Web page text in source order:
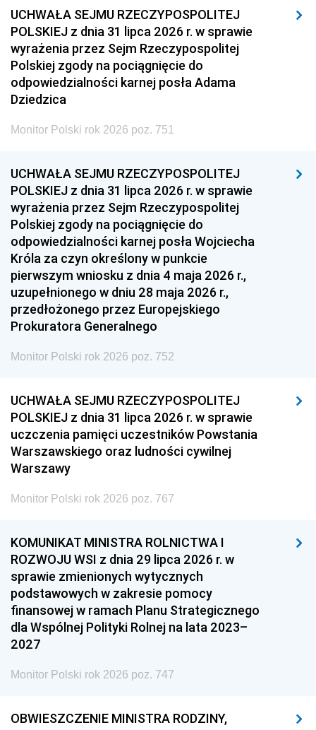
UCHWAŁA SEJMU RZECZYPOSPOLITEJ
POLSKIEJ z dnia 31 lipca 2026 r. w sprawie
wyrażenia przez Sejm Rzeczypospolitej
Polskiej zgody na pociągnięcie do
odpowiedzialności karnej posła Adama
Dziedzica
Monitor Polski rok 2026 poz. 751
UCHWAŁA SEJMU RZECZYPOSPOLITEJ
POLSKIEJ z dnia 31 lipca 2026 r. w sprawie
wyrażenia przez Sejm Rzeczypospolitej
Polskiej zgody na pociągnięcie do
odpowiedzialności karnej posła Wojciecha
Króla za czyn określony w punkcie
pierwszym wniosku z dnia 4 maja 2026 r.,
uzupełnionego w dniu 28 maja 2026 r.,
przedłożonego przez Europejskiego
Prokuratora Generalnego
Monitor Polski rok 2026 poz. 752
UCHWAŁA SEJMU RZECZYPOSPOLITEJ
POLSKIEJ z dnia 31 lipca 2026 r. w sprawie
uczczenia pamięci uczestników Powstania
Warszawskiego oraz ludności cywilnej
Warszawy
Monitor Polski rok 2026 poz. 767
KOMUNIKAT MINISTRA ROLNICTWA I
ROZWOJU WSI z dnia 29 lipca 2026 r. w
sprawie zmienionych wytycznych
podstawowych w zakresie pomocy
finansowej w ramach Planu Strategicznego
dla Wspólnej Polityki Rolnej na lata 2023–
2027
Monitor Polski rok 2026 poz. 747
OBWIESZCZENIE MINISTRA RODZINY,